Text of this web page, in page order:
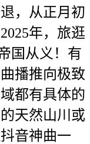
，从正月初
年，旅逛
国从义！有
播推向极致
都有具体的
天然山川或
音神曲一